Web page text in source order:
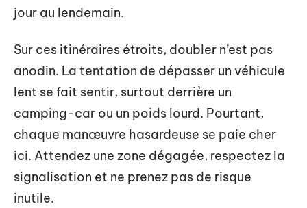
jour au lendemain.
Sur ces itinéraires étroits, doubler n’est pas
anodin. La tentation de dépasser un véhicule
lent se fait sentir, surtout derrière un
camping-car ou un poids lourd. Pourtant,
chaque manœuvre hasardeuse se paie cher
ici. Attendez une zone dégagée, respectez la
signalisation et ne prenez pas de risque
inutile.